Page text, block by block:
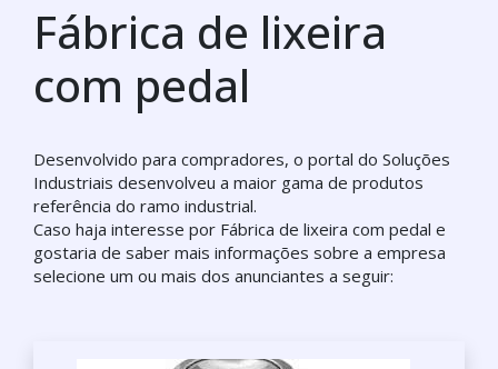
Fábrica de lixeira
com pedal
Desenvolvido para compradores, o portal do Soluções
Industriais desenvolveu a maior gama de produtos
referência do ramo industrial.
Caso haja interesse por Fábrica de lixeira com pedal e
gostaria de saber mais informações sobre a empresa
selecione um ou mais dos anunciantes a seguir: